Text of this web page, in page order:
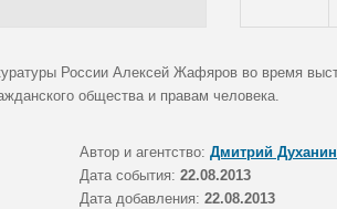
России Алексей Жафяров во время
общества и правам человека.
Автор и агентство: Дмитрий
Дата события: 22.08.2013
Дата добавления: 22.08.2013